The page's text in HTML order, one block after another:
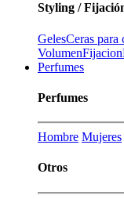
Styling /
GelesCeras para
VolumenFijacion
Perfumes
Perfumes
Hombre Mujeres
Otros